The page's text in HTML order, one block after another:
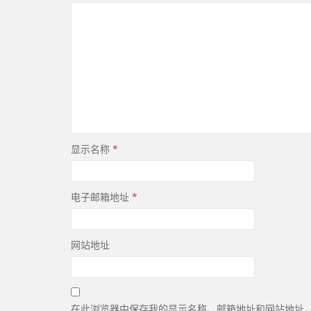
显示名称 *
电子邮箱地址 *
网站地址